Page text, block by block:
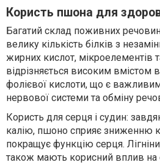
Користь пшона для
Багатий склад поживних
велику кількість білків з
жирних кислот, мікроелементів
відрізняється високим вмістом
фолієвої кислоти, що є
нервової системи та обміну
Користь для серця і судин:
калію, пшоно сприяє зниженню
покращує функцію серця.
також мають корисний вплив на